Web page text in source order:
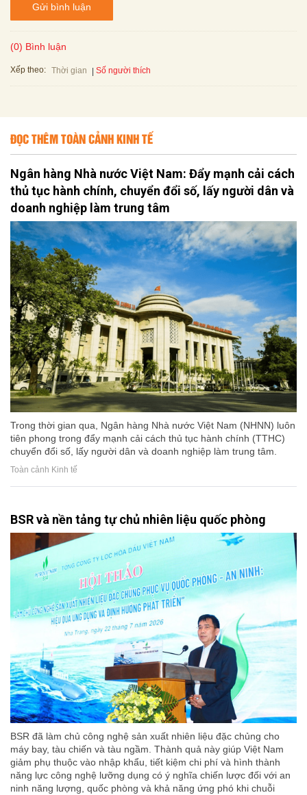
Gửi bình luận
(0) Bình luận
Xếp theo: Thời gian Số người thích
ĐỌC THÊM TOÀN CẢNH KINH TẾ
Ngân hàng Nhà nước Việt Nam: Đẩy mạnh cải cách
thủ tục hành chính, chuyển đổi số, lấy người dân và
doanh nghiệp làm trung tâm
Trong thời gian qua, Ngân hàng Nhà nước Việt Nam (NHNN) luôn
tiên phong trong đẩy mạnh cải cách thủ tục hành chính (TTHC)
chuyển đổi số, lấy người dân và doanh nghiệp làm trung tâm.
Toàn cảnh Kinh tế
BSR và nền tảng tự chủ nhiên liệu quốc phòng
BSR đã làm chủ công nghệ sản xuất nhiên liệu đặc chủng cho
máy bay, tàu chiến và tàu ngầm. Thành quả này giúp Việt Nam
giảm phụ thuộc vào nhập khẩu, tiết kiệm chi phí và hình thành
năng lực công nghệ lưỡng dụng có ý nghĩa chiến lược đối với an
ninh năng lượng, quốc phòng và khả năng ứng phó khi chuỗi